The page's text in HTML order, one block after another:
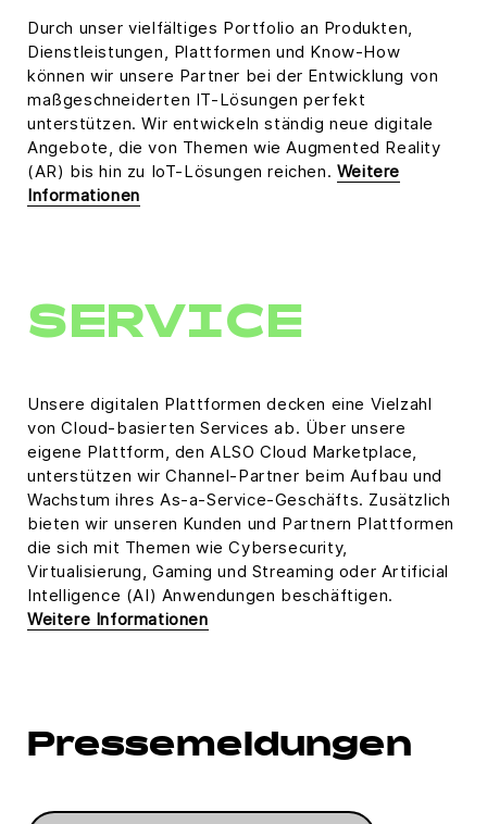
Durch unser vielfältiges Portfolio an Produkten,
Dienstleistungen, Plattformen und Know-How
können wir unsere Partner bei der Entwicklung von
maßgeschneiderten IT-Lösungen perfekt
unterstützen. Wir entwickeln ständig neue digitale
Angebote, die von Themen wie Augmented Reality
(AR) bis hin zu IoT-Lösungen reichen. Weitere
Informationen
SERVICE
Unsere digitalen Plattformen decken eine Vielzahl
von Cloud-basierten Services ab. Über unsere
eigene Plattform, den ALSO Cloud Marketplace,
unterstützen wir Channel-Partner beim Aufbau und
Wachstum ihres As-a-Service-Geschäfts. Zusätzlich
bieten wir unseren Kunden und Partnern Plattformen
die sich mit Themen wie Cybersecurity,
Virtualisierung, Gaming und Streaming oder Artificial
Intelligence (AI) Anwendungen beschäftigen.
Weitere Informationen
Pressemeldungen